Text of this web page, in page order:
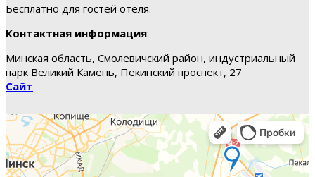
Бесплатно для гостей отеля.
Контактная информация:
Минская область, Смолевичский район, индустриальный
парк Великий Камень, Пекинский проспект, 27
Сайт